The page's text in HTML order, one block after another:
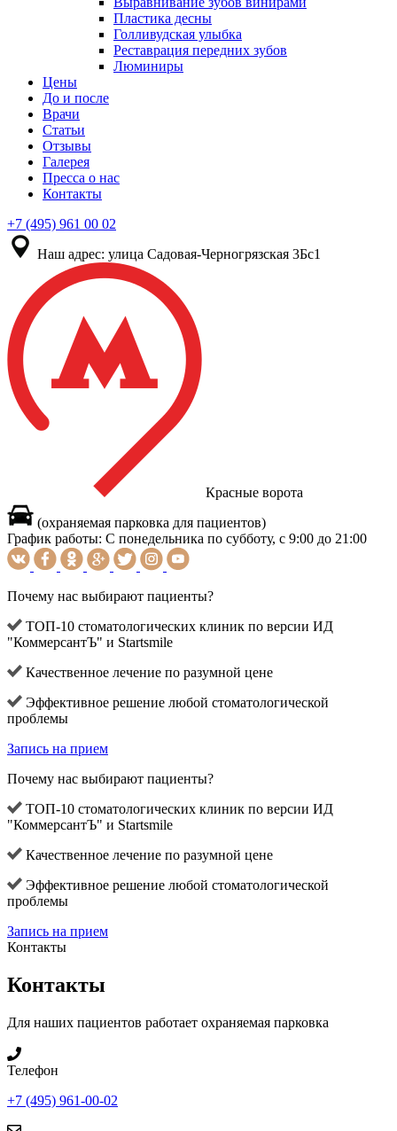
Пластика десны
Голливудская улыбка
Реставрация передних зубов
Люминиры
Цены
До и после
Врачи
Статьи
Отзывы
Галерея
Пресса о нас
Контакты
+7 (495) 961 00 02
Наш адрес: улица Садовая-Черногрязская 3Бс1
Красные ворота
(охраняемая парковка для пациентов)
График работы: С понедельника по субботу, с 9:00 до 21:00
Почему нас выбирают пациенты?
ТОП-10 стоматологических клиник по версии ИД
"КоммерсантЪ" и Startsmile
Качественное лечение по разумной цене
Эффективное решение любой стоматологической
проблемы
Запись на прием
Почему нас выбирают пациенты?
ТОП-10 стоматологических клиник по версии ИД
"КоммерсантЪ" и Startsmile
Качественное лечение по разумной цене
Эффективное решение любой стоматологической
проблемы
Запись на прием
Контакты
Контакты
Для наших пациентов работает охраняемая парковка
Телефон
+7 (495) 961-00-02